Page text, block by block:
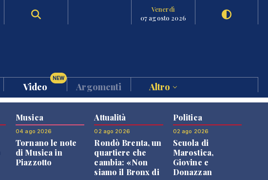
Venerdì
07 agosto 2026
Video
NEW
Argomenti Altro
Musica
04 ago 2026
Tornano le note
di Musica in
Piazzotto
Attualità
02 ago 2026
Rondò Brenta, un
quartiere che
cambia: «Non
siamo il Bronx di
Politica
02 ago 2026
Scuola di
Marostica,
Giovine e
Donazzan